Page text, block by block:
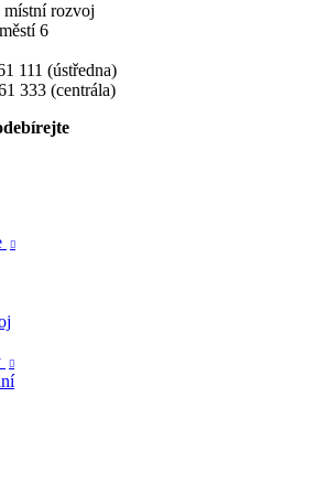
rozvoj
6
111 (ústředna)
333 (centrála)

